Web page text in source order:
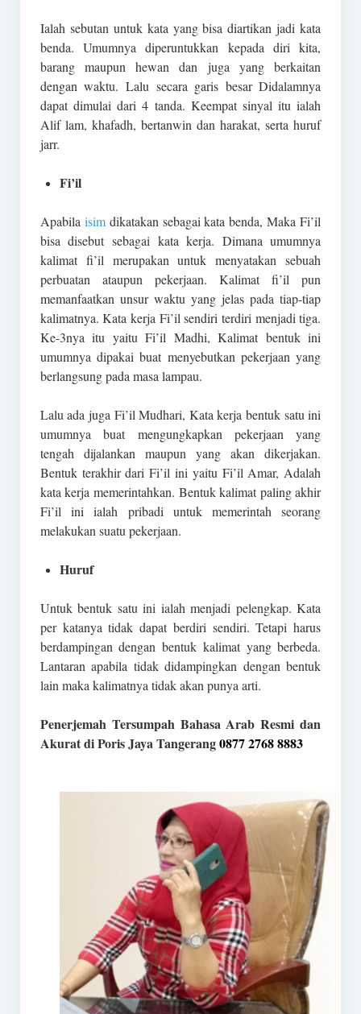
Ialah sebutan untuk kata yang bisa diartikan jadi kata
benda. Umumnya diperuntukkan kepada diri kita,
barang maupun hewan dan juga yang berkaitan
dengan waktu. Lalu secara garis besar Didalamnya
dapat dimulai dari 4 tanda. Keempat sinyal itu ialah
Alif lam, khafadh, bertanwin dan harakat, serta huruf
jarr.
Fi’il
Apabila isimdikatakan sebagai kata benda, Maka Fi’il
bisa disebut sebagai kata kerja. Dimana umumnya
kalimat fi’il merupakan untuk menyatakan sebuah
perbuatan ataupun pekerjaan. Kalimat fi’il pun
memanfaatkan unsur waktu yang jelas pada tiap-tiap
kalimatnya. Kata kerja Fi’il sendiri terdiri menjadi tiga.
Ke-3nya itu yaitu Fi’il Madhi, Kalimat bentuk ini
umumnya dipakai buat menyebutkan pekerjaan yang
berlangsung pada masa lampau.
Lalu ada juga Fi’il Mudhari, Kata kerja bentuk satu ini
umumnya buat mengungkapkan pekerjaan yang
tengah dijalankan maupun yang akan dikerjakan.
Bentuk terakhir dari Fi’il ini yaitu Fi’il Amar, Adalah
kata kerja memerintahkan. Bentuk kalimat paling akhir
Fi’il ini ialah pribadi untuk memerintah seorang
melakukan suatu pekerjaan.
Huruf
Untuk bentuk satu ini ialah menjadi pelengkap. Kata
per katanya tidak dapat berdiri sendiri. Tetapi harus
berdampingan dengan bentuk kalimat yang berbeda.
Lantaran apabila tidak didampingkan dengan bentuk
lain maka kalimatnya tidak akan punya arti.
Penerjemah Tersumpah Bahasa Arab Resmi dan
Akurat di Poris Jaya Tangerang0877 2768 8883